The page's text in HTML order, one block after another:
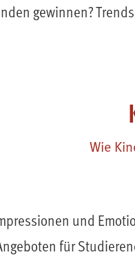
gewinnen?
Wie
und
für